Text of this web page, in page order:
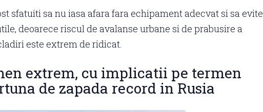
sfatuiti sa nu iasa afara fara echipament adecvat si sa evite
deoarece riscul de avalanse urbane si de prabusire a
este extrem de ridicat.
extrem, cu implicatii pe termen
de zapada record in Rusia